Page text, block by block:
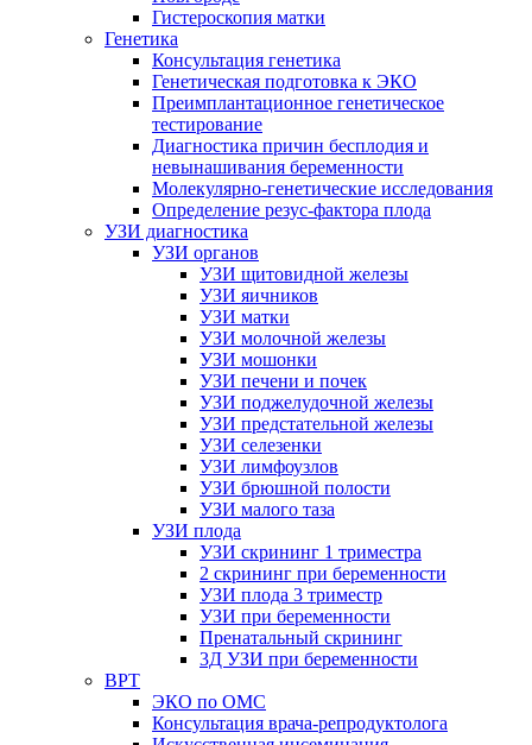
Гистероскопия матки
Генетика
Консультация генетика
Генетическая подготовка к ЭКО
Преимплантационное генетическое
тестирование
Диагностика причин бесплодия и
невынашивания беременности
Молекулярно-генетические исследования
Определение резус-фактора плода
УЗИ диагностика
УЗИ органов
УЗИ щитовидной железы
УЗИ яичников
УЗИ матки
УЗИ молочной железы
УЗИ мошонки
УЗИ печени и почек
УЗИ поджелудочной железы
УЗИ предстательной железы
УЗИ селезенки
УЗИ лимфоузлов
УЗИ брюшной полости
УЗИ малого таза
УЗИ плода
УЗИ скрининг 1 триместра
2 скрининг при беременности
УЗИ плода 3 триместр
УЗИ при беременности
Пренатальный скрининг
3Д УЗИ при беременности
ВРТ
ЭКО по ОМС
Консультация врача-репродуктолога